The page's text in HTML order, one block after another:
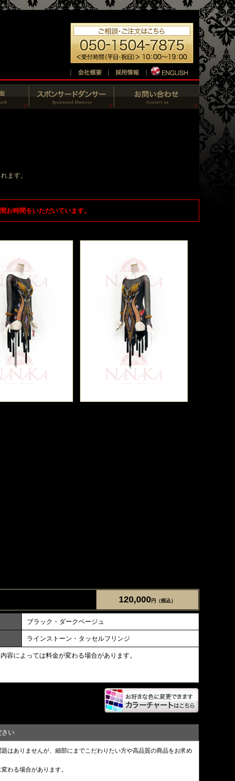
ます。
お時間をいただいています。
120,000円（税込）
ブラック・ダークベージュ
ラインストーン・タッセルフリンジ
容によっては料金が変わる場合があります。
さい
はありませんが、細部にまでこだわりたい方や高品質の商品をお求め
わる場合があります。